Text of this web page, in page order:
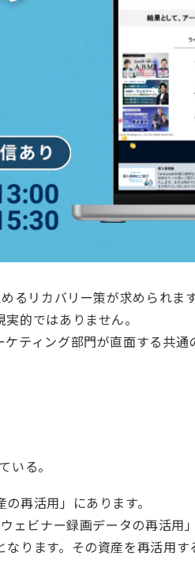
るリカバリー策が求められます
的ではありません。
ティング部門が直面する共通
る。
再活用」にあります。
ビナー録画データの再活用」
ります。その資産を再活用